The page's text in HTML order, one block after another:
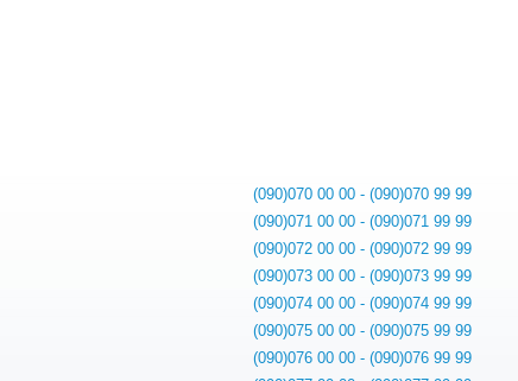
(090)070 00 00 - (090)070 99 99
(090)071 00 00 - (090)071 99 99
(090)072 00 00 - (090)072 99 99
(090)073 00 00 - (090)073 99 99
(090)074 00 00 - (090)074 99 99
(090)075 00 00 - (090)075 99 99
(090)076 00 00 - (090)076 99 99